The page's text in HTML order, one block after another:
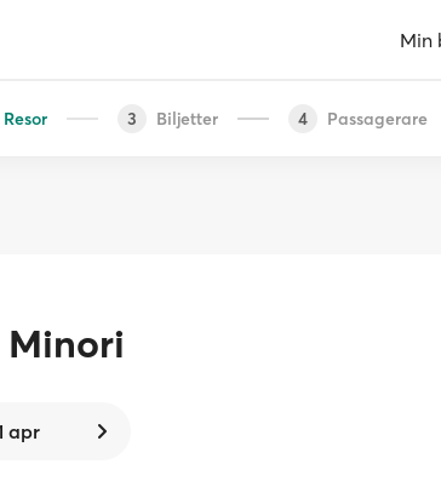
Min
Resor 3 Biljetter 4 Passagerare
Minori
apr